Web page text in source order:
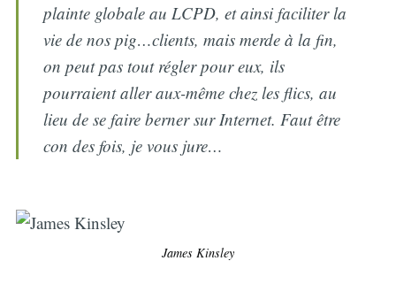
plainte globale au LCPD, et ainsi faciliter la
vie de nos pig…clients, mais merde à la fin,
on peut pas tout régler pour eux, ils
pourraient aller aux-même chez les flics, au
lieu de se faire berner sur Internet. Faut être
con des fois, je vous jure…
James Kinsley